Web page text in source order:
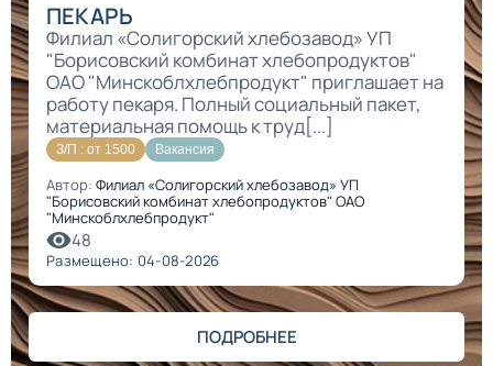
ПЕКАРЬ
Филиал «Солигорский хлебозавод» УП
"Борисовский комбинат хлебопродуктов"
ОАО "Минскоблхлебпродукт" приглашает на
работу пекаря. Полный социальный пакет,
материальная помощь к труд[...]
З/П : от 1500 Вакансия
Автор: Филиал «Солигорский хлебозавод» УП
"Борисовский комбинат хлебопродуктов" ОАО
"Минскоблхлебпродукт"
48
Размещено: 04-08-2026
ПОДРОБНЕЕ